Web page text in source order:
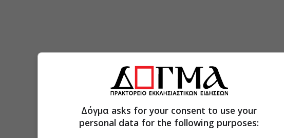
Δόγμα asks for your consent to use your
personal data for the following purposes: